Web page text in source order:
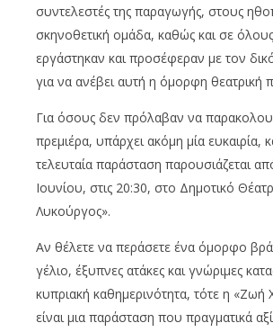
συντελεστές της παραγωγής, στους
σκηνοθετική ομάδα, καθώς και σε
εργάστηκαν και προσέφεραν με τον
για να ανέβει αυτή η όμορφη θεατρική
Για όσους δεν πρόλαβαν να
πρεμιέρα, υπάρχει ακόμη μία ευκαιρία,
τελευταία παράσταση παρουσιάζεται
Ιουνίου, στις 20:30, στο Δημοτικό
Λυκούργος».
Αν θέλετε να περάσετε ένα όμορφο
γέλιο, έξυπνες ατάκες και γνώριμες
κυπριακή καθημερινότητα, τότε η «Ζωή
είναι μια παράσταση που πραγματικά